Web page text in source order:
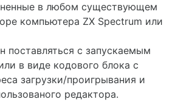
в любом существующем
компьютера ZX Spectrum или
поставляться с запускаемым
в виде кодового блока с
загрузки/проигрывания и
редактора.